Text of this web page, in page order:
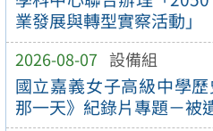
業發展與轉型實察活動」
2026-08-07 設備組
國立嘉義女子高級中學
那一天》紀錄片專題－被